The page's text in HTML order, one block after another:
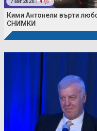
Кими Антонели върти
СНИМКИ